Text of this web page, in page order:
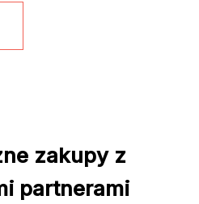
zakupy z
partnerami